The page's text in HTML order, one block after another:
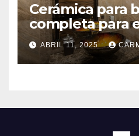
Cerámica para
completa para
opción
ABRIL 11, 2025